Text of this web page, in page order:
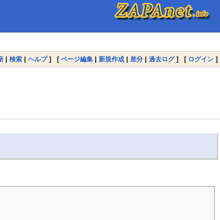
| 検索 | ヘルプ] [ ページ編集 | 新規作成 | 差分 | 過去ログ] [ ログイン ]